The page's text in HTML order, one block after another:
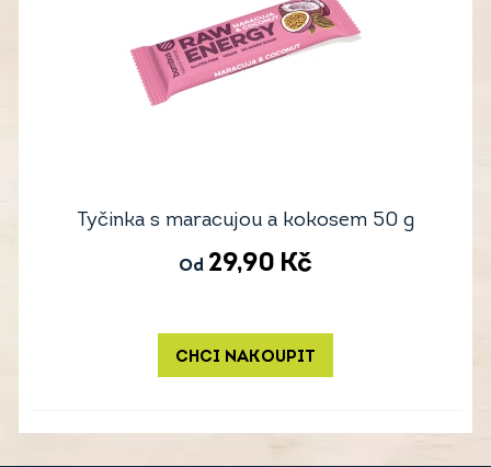
Tyčinka s maracujou a kokosem 50 g
Od 29,90 Kč
CHCI NAKOUPIT